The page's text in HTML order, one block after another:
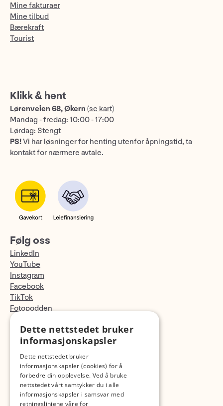
Mine fakturaer
Mine tilbud
Bærekraft
Tourist
Klikk & hent
Lørenveien 68, Økern (se kart)
Mandag - fredag: 10:00 - 17:00
Lørdag: Stengt
PS!Vi har løsninger for henting utenfor åpningstid, ta
kontakt for nærmere avtale.
Følg oss
LinkedIn
YouTube
Instagram
Facebook
TikTok
Fotopodden
Med forbehold om skrive- og lagerfeil
Dette nettstedet bruker
informasjonskapsler
Dette nettstedet bruker
informasjonskapsler (cookies) for å
forbedre din opplevelse. Ved å bruke
nettstedet vårt samtykker du i alle
informasjonskapsler i samsvar med
retningslinjene våre for